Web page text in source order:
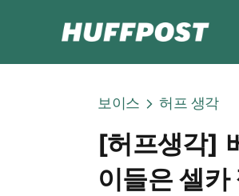
보이스 허프 생각
[허프생각]
이들은 셀